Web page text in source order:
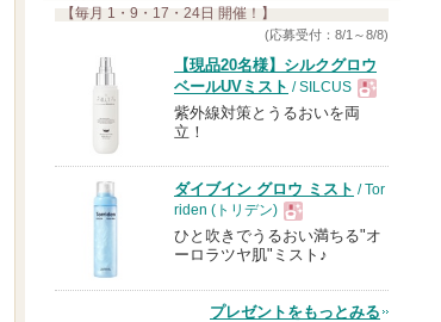
【毎月 1・9・17・24日 開催！】
(応募受付：8/1～8/8)
【現品20名様】シルクグロウ
ベールUVミスト / SILCUS
現
品
紫外線対策とうるおいを両
立！
ダイブイン グロウ ミスト / Tor
riden (トリデン)
現
品
ひと吹きでうるおい満ちる"オ
ーロラツヤ肌"ミスト♪
プレゼントをもっとみる